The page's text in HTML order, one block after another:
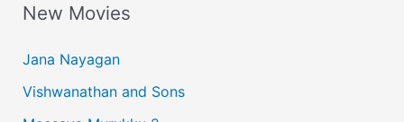
r
h
f
New Movies
Jana Nayagan
Vishwanathan and Sons